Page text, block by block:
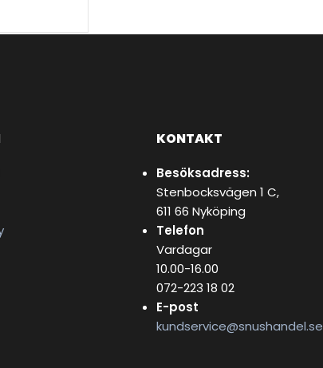
KONTAKT
Besöksadress:
Stenbocksvägen 1 C,
611 66 Nyköping
Telefon
Vardagar
10.00-16.00
072-223 18 02
E-post
kundservice@snushandel.se